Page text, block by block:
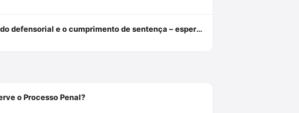
Da indiferença insensível à tutela diferenciada: o assistido defensorial e o cumprimento de sentença – esperanças da cidadania no ncpc
o Processo Penal?